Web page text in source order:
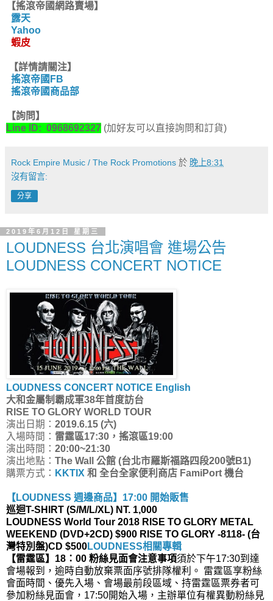
【搖滾帝國網路賣場】
露天
Yahoo
蝦皮
【詳情請關注】
搖滾帝國FB
搖滾帝國商品部
【詢問】
Line ID: 0968692327 (加好友可以直接詢問和訂貨)
Rock Empire Music / The Rock Promotions 於 晚上8:31
沒有留言:
分享
2019年6月12日 星期三
LOUDNESS 台北演唱會 進場公告
LOUDNESS CONCERT NOTICE
LOUDNESS CONCERT NOTICE English
大和金屬制霸成軍38年首度訪台
RISE TO GLORY WORLD TOUR
演出日期： 2019.6.15 (六)
入場時間： 雷霆區17:30，搖滾區19:00
演出時間： 20:00~21:30
演出地點： The Wall 公館 (台北市羅斯福路四段200號B1)
購票方式： KKTIX 和 全台全家便利商店 FamiPort 機台
【LOUDNESS 週邊商品】17:00 開始販售
巡迴T-SHIRT (S/M/L/XL) NT. 1,000
LOUDNESS World Tour 2018 RISE TO GLORY METAL
WEEKEND (DVD+2CD) $900 RISE TO GLORY -8118- (台
灣特別盤)CD $500LOUDNESS相關專輯
【雷霆區】18：00 粉絲見面會注意事項須於下午17:30到達
會場報到，逾時自動放棄票面序號排隊權利。 雷霆區享粉絲
會面時間、優先入場、會場最前段區域、持雷霆區票券者可
參加粉絲見面會，17:50開始入場，主辦單位有權異動粉絲見